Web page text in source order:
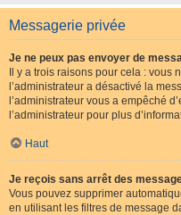
Messagerie privée
Je ne peux pas envoyer de
Il y a trois raisons pour cela : vous
l’administrateur a désactivé la
l’administrateur vous a empêché
l’administrateur pour plus
Haut
Je reçois sans arrêt des
Vous pouvez supprimer
en utilisant les filtres de message